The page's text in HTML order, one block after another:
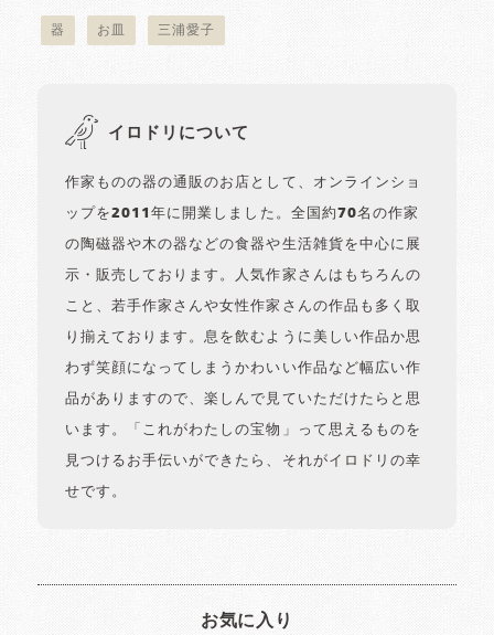
器 お皿 三浦愛子
イロドリについて
作家ものの器の通販のお店として、オンラインショ
ップを2011年に開業しました。全国約70名の作家
の陶磁器や木の器などの食器や生活雑貨を中心に展
示・販売しております。人気作家さんはもちろんの
こと、若手作家さんや女性作家さんの作品も多く取
り揃えております。息を飲むように美しい作品か思
わず笑顔になってしまうかわいい作品など幅広い作
品がありますので、楽しんで見ていただけたらと思
います。「これがわたしの宝物」って思えるものを
見つけるお手伝いができたら、それがイロドリの幸
せです。
お気に入り